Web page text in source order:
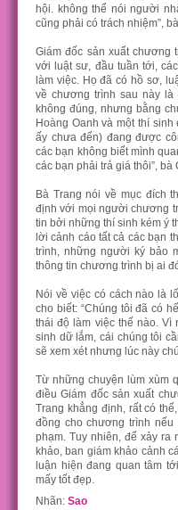
hội. không thể nói người
cũng phải có trách nhiệm”,
Giám đốc sản xuất chương
với luật sư, đầu tuần tới,
làm việc. Họ đã có hồ sơ,
về chương trình sau này
không đúng, nhưng bằng
Hoàng Oanh và một thí
ấy chưa đến) đang được
các bạn không biết mình
các bạn phải trả giá thôi”, bà
Bà Trang nói về mục đích
định với mọi người chương
tin bởi những thí sinh kém ý
lời cảnh cáo tất cả các bạn
trình, những người ký bảo
thông tin chương trình bị ai
Nói về việc có cách nào là
cho biết: “Chúng tôi đã có
thái độ làm việc thế nào. Vì
sinh dữ lắm, cái chúng tôi
sẽ xem xét nhưng lúc này
Từ những chuyện lùm xùm
điều Giám đốc sản xuất
Trang khẳng định, rất có
đồng cho chương trình
phạm. Tuy nhiên, để xảy ra
khảo, ban giám khảo cảnh
luận hiện đang quan tâm
mấy tốt đẹp.
Nhãn: Sao